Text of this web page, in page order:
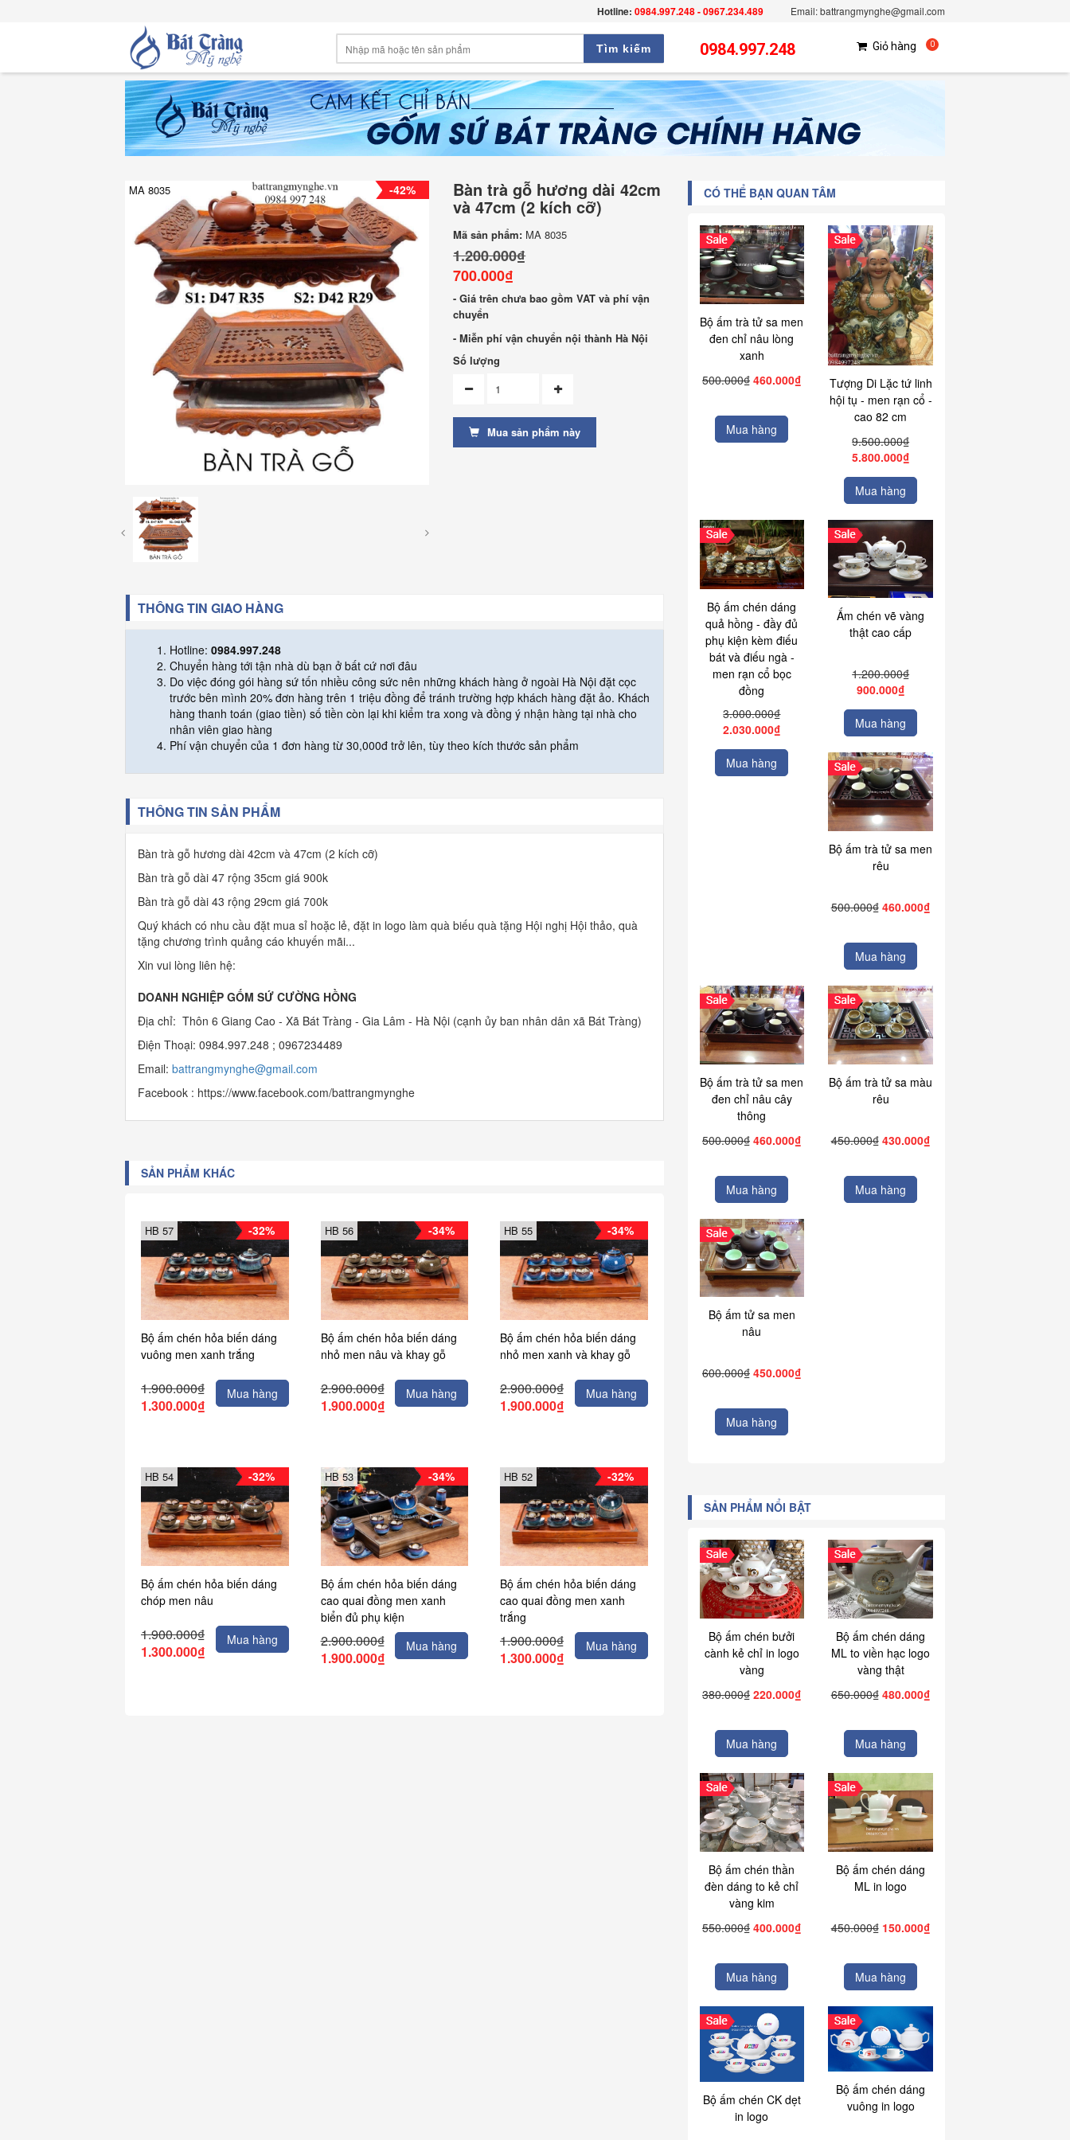
Hotline: 0984.997.248 - 0967.234.489 Email: battrangmynghe@gmail.com
Tìm kiếm 0984.997.248 Giỏ hàng 0
-42%
MA 8035 Bàn trà gỗ hương dài 42cm
và 47cm (2 kích cỡ)
Mã sản phẩm: MA 8035
1.200.000₫
700.000₫
- Giá trên chưa bao gồm VAT và phí vận
chuyển
- Miễn phí vận chuyển nội thành Hà Nội
Số lượng
Mua sản phẩm này
THÔNG TIN GIAO HÀNG
Hotline: 0984.997.248
Chuyển hàng tới tận nhà dù bạn ở bất cứ nơi đâu
Do việc đóng gói hàng sứ tốn nhiều công sức nên những khách hàng ở ngoài Hà Nội đặt cọc
trước bên mình 20% đơn hàng trên 1 triệu đồng để tránh trường hợp khách hàng đặt ảo. Khách
hàng thanh toán (giao tiền) số tiền còn lại khi kiểm tra xong và đồng ý nhận hàng tại nhà cho
nhân viên giao hàng
Phí vận chuyển của 1 đơn hàng từ 30,000đ trở lên, tùy theo kích thước sản phẩm
THÔNG TIN SẢN PHẨM
Bàn trà gỗ hương dài 42cm và 47cm (2 kích cỡ)
Bàn trà gỗ dài 47 rộng 35cm giá 900k
Bàn trà gỗ dài 43 rộng 29cm giá 700k
Quý khách có nhu cầu đặt mua sỉ hoặc lẻ, đặt in logo làm quà biếu quà tặng Hội nghị Hội thảo, quà
tặng chương trình quảng cáo khuyến mãi...
Xin vui lòng liên hệ:
DOANH NGHIỆP GỐM SỨ CƯỜNG HỒNG
Địa chỉ: Thôn 6 Giang Cao - Xã Bát Tràng - Gia Lâm - Hà Nội (cạnh ủy ban nhân dân xã Bát Tràng)
Điện Thoại: 0984.997.248 ; 0967234489
Email: battrangmynghe@gmail.com
Facebook : https://www.facebook.com/battrangmynghe
SẢN PHẨM KHÁC
-32%
HB 57
Bộ ấm chén hỏa biến dáng
vuông men xanh trắng
1.900.000₫
1.300.000₫
Mua hàng
-34%
HB 56
Bộ ấm chén hỏa biến dáng
nhỏ men nâu và khay gỗ
2.900.000₫
1.900.000₫
Mua hàng
-34%
HB 55
Bộ ấm chén hỏa biến dáng
nhỏ men xanh và khay gỗ
2.900.000₫
1.900.000₫
Mua hàng
-32%
HB 54
Bộ ấm chén hỏa biến dáng
chóp men nâu
1.900.000₫
1.300.000₫
Mua hàng
-34%
HB 53
Bộ ấm chén hỏa biến dáng
cao quai đồng men xanh
biển đủ phụ kiện
2.900.000₫
1.900.000₫
Mua hàng
-32%
HB 52
Bộ ấm chén hỏa biến dáng
cao quai đồng men xanh
trắng
1.900.000₫
1.300.000₫
Mua hàng
CÓ THỂ BẠN QUAN TÂM
Bộ ấm trà tử sa men
đen chỉ nâu lòng
xanh
500.000₫ 460.000₫
Mua hàng
Tượng Di Lặc tứ linh
hội tụ - men rạn cổ -
cao 82 cm
9.500.000₫
5.800.000₫
Mua hàng
Bộ ấm chén dáng
quả hồng - đầy đủ
phụ kiện kèm điếu
bát và điếu ngà -
men rạn cổ bọc
đồng
3.000.000₫
2.030.000₫
Mua hàng
Ấm chén vẽ vàng
thật cao cấp
1.200.000₫
900.000₫
Mua hàng
Bộ ấm trà tử sa men
rêu
500.000₫ 460.000₫
Mua hàng
Bộ ấm trà tử sa men
đen chỉ nâu cây
thông
500.000₫ 460.000₫
Mua hàng
Bộ ấm trà tử sa màu
rêu
450.000₫ 430.000₫
Mua hàng
Bộ ấm tử sa men
nâu
600.000₫ 450.000₫
Mua hàng
SẢN PHẨM NỔI BẬT
Bộ ấm chén bưởi
cành kẻ chỉ in logo
vàng
380.000₫ 220.000₫
Mua hàng
Bộ ấm chén dáng
ML to viền hạc logo
vàng thật
650.000₫ 480.000₫
Mua hàng
Bộ ấm chén thần
đèn dáng to kẻ chỉ
vàng kim
550.000₫ 400.000₫
Mua hàng
Bộ ấm chén dáng
ML in logo
450.000₫ 150.000₫
Mua hàng
Bộ ấm chén CK dẹt
in logo
Bộ ấm chén dáng
vuông in logo